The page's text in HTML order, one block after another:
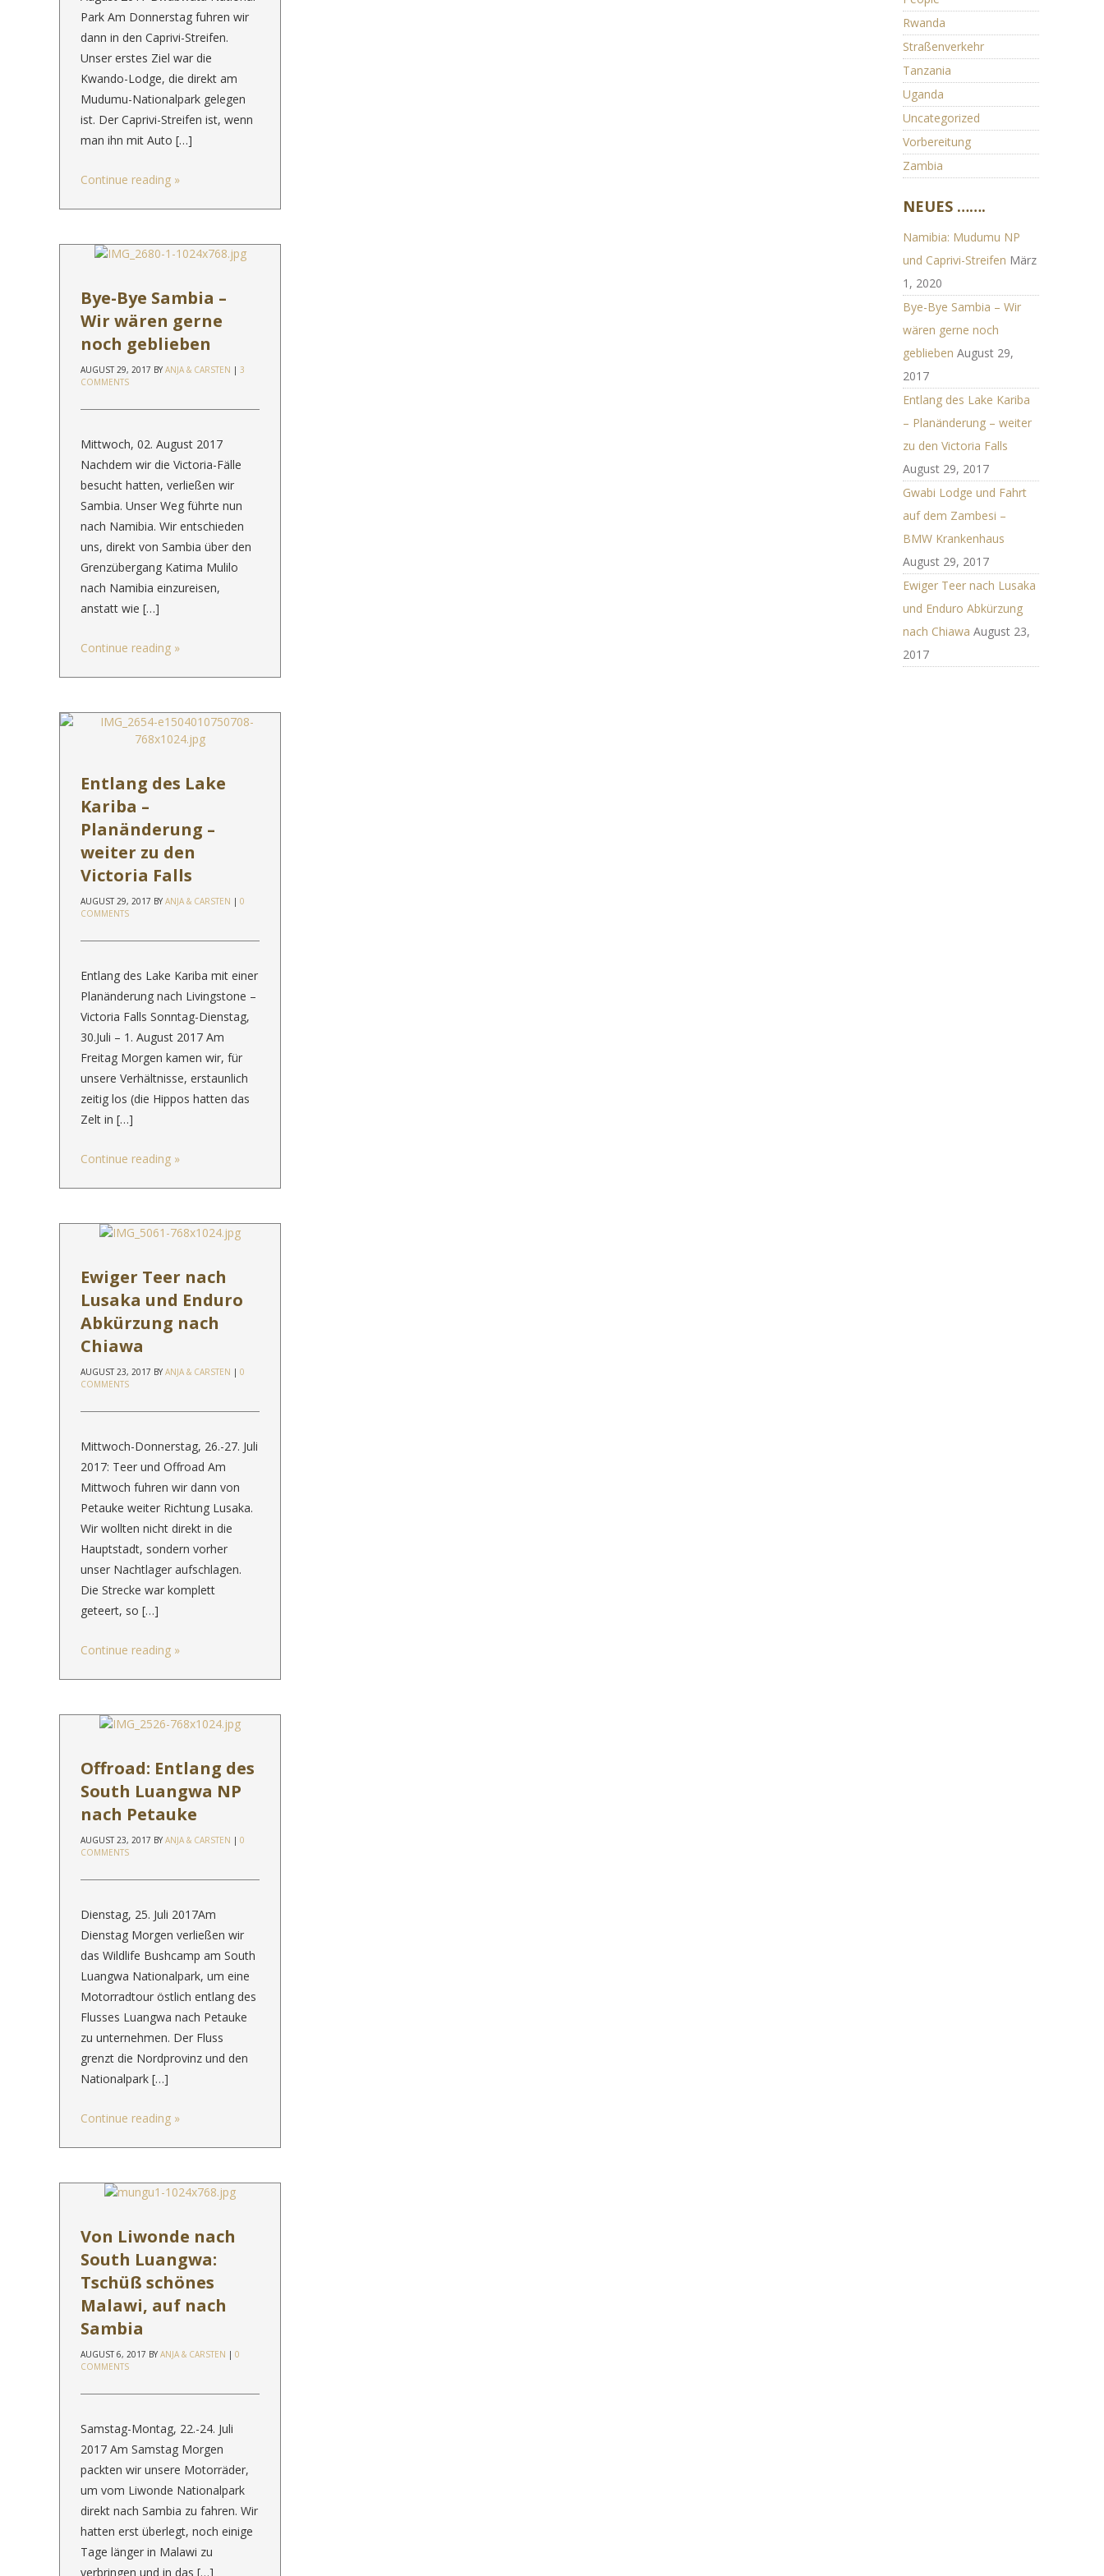
Park Am Donnerstag fuhren wir
dann in den Caprivi-Streifen.
Unser erstes Ziel war die
Kwando-Lodge, die direkt am
Mudumu-Nationalpark gelegen
ist. Der Caprivi-Streifen ist, wenn
man ihn mit Auto […]
Continue reading »
Bye-Bye Sambia –
Wir wären gerne
noch geblieben
AUGUST 29, 2017 BY ANJA & CARSTEN | 3
COMMENTS
Mittwoch, 02. August 2017
Nachdem wir die Victoria-Fälle
besucht hatten, verließen wir
Sambia. Unser Weg führte nun
nach Namibia. Wir entschieden
uns, direkt von Sambia über den
Grenzübergang Katima Mulilo
nach Namibia einzureisen,
anstatt wie […]
Continue reading »
Entlang des Lake
Kariba –
Planänderung –
weiter zu den
Victoria Falls
AUGUST 29, 2017 BY ANJA & CARSTEN | 0
COMMENTS
Entlang des Lake Kariba mit einer
Planänderung nach Livingstone –
Victoria Falls Sonntag-Dienstag,
30.Juli – 1. August 2017 Am
Freitag Morgen kamen wir, für
unsere Verhältnisse, erstaunlich
zeitig los (die Hippos hatten das
Zelt in […]
Continue reading »
Ewiger Teer nach
Lusaka und Enduro
Abkürzung nach
Chiawa
AUGUST 23, 2017 BY ANJA & CARSTEN | 0
COMMENTS
Mittwoch-Donnerstag, 26.-27. Juli
2017: Teer und Offroad Am
Mittwoch fuhren wir dann von
Petauke weiter Richtung Lusaka.
Wir wollten nicht direkt in die
Hauptstadt, sondern vorher
unser Nachtlager aufschlagen.
Die Strecke war komplett
geteert, so […]
Continue reading »
Offroad: Entlang des
South Luangwa NP
nach Petauke
AUGUST 23, 2017 BY ANJA & CARSTEN | 0
COMMENTS
Dienstag, 25. Juli 2017Am
Dienstag Morgen verließen wir
das Wildlife Bushcamp am South
Luangwa Nationalpark, um eine
Motorradtour östlich entlang des
Flusses Luangwa nach Petauke
zu unternehmen. Der Fluss
grenzt die Nordprovinz und den
Nationalpark […]
Continue reading »
Von Liwonde nach
South Luangwa:
Tschüß schönes
Malawi, auf nach
Sambia
AUGUST 6, 2017 BY ANJA & CARSTEN | 0
COMMENTS
Samstag-Montag, 22.-24. Juli
2017 Am Samstag Morgen
packten wir unsere Motorräder,
um vom Liwonde Nationalpark
direkt nach Sambia zu fahren. Wir
hatten erst überlegt, noch einige
Tage länger in Malawi zu
verbringen und in das […]
Rwanda
Straßenverkehr
Tanzania
Uganda
Uncategorized
Vorbereitung
Zambia
NEUES …….
Namibia: Mudumu NP
und Caprivi-Streifen März
1, 2020
Bye-Bye Sambia – Wir
wären gerne noch
geblieben August 29,
2017
Entlang des Lake Kariba
– Planänderung – weiter
zu den Victoria Falls
August 29, 2017
Gwabi Lodge und Fahrt
auf dem Zambesi –
BMW Krankenhaus
August 29, 2017
Ewiger Teer nach Lusaka
und Enduro Abkürzung
nach Chiawa August 23,
2017